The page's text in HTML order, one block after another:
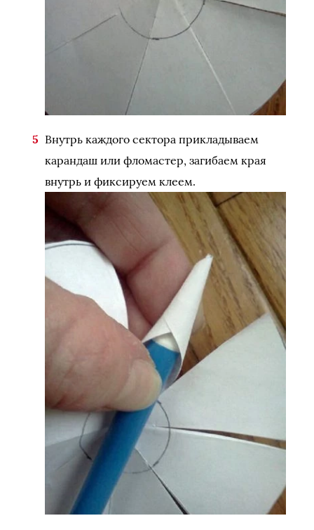
Внутрь каждого сектора прикладываем
карандаш или фломастер, загибаем края
внутрь и фиксируем клеем.